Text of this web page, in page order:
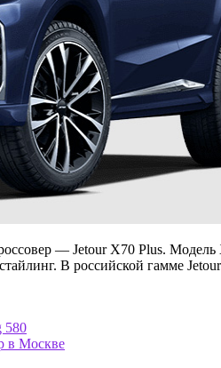
— Jetour X70 Plus.
В российской гамме
580
в Москве